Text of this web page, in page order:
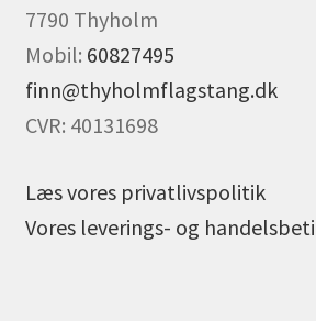
7790 Thyholm
Mobil: 60827495
finn@thyholmflagstang.dk
CVR: 40131698
Læs vores privatlivspolitik
Vores leverings- og